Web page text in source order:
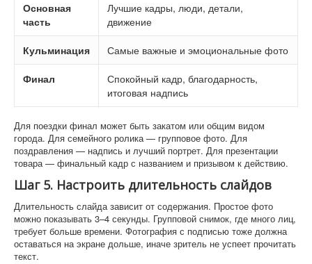
Основная
часть
Лучшие кадры, люди, детали,
движение
Кульминация Самые важные и эмоциональные фото
Финал
Спокойный кадр, благодарность,
итоговая надпись
Для поездки финал может быть закатом или общим видом
города. Для семейного ролика — групповое фото. Для
поздравления — надпись и лучший портрет. Для презентации
товара — финальный кадр с названием и призывом к действию.
Шаг 5. Настроить длительность слайдов
Длительность слайда зависит от содержания. Простое фото
можно показывать 3–4 секунды. Групповой снимок, где много лиц,
требует больше времени. Фотография с подписью тоже должна
оставаться на экране дольше, иначе зритель не успеет прочитать
текст.